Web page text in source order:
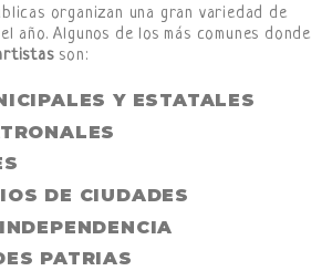
organizan una gran variedad de
año. Algunos de los más comunes donde
son:
Y ESTATALES
DE CIUDADES
PATRIAS